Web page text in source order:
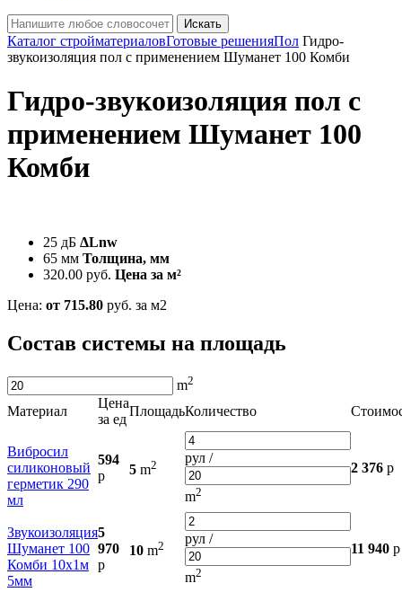
Искать
Каталог стройматериаловГотовые решенияПол Гидро-
звукоизоляция пол с применением Шуманет 100 Комби
Гидро-звукоизоляция пол с
применением Шуманет 100
Комби
25 дБ ΔLnw
65 мм Толщина, мм
320.00 руб. Цена за м²
Цена: от 715.80 руб. за м2
Состав системы на площадь
m2
Материал
Цена
за ед
ПлощадьКоличество
Вибросил
силиконовый
герметик 290
мл
594
р
5 m2 рул /
m2
2 376 р
Звукоизоляция
Шуманет 100
Комби 10х1м
5мм
5
970
р
10 m2 рул /
m2
11 940 р